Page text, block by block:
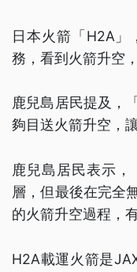
日本火箭「H2A」
務，看到火箭升空
鹿兒島居民提及，
夠目送火箭升空，
鹿兒島居民表示
層，但最後在完全
的火箭升空過程，
H2A載運火箭是